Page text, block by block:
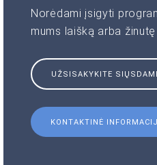
Norėdami įsigyti
mums laišką arba
UŽSISAKYKITE
KONTAKTINĖ